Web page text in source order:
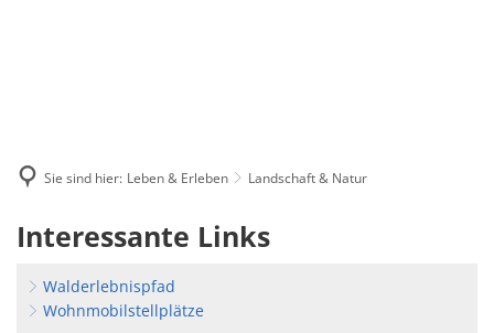
Sie sind hier: Leben & Erleben Landschaft & Natur
Landschaft
Natur
Interessante Links
Walderlebnispfad
Wohnmobilstellplätze